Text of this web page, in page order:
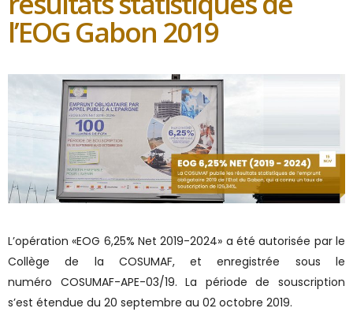
l’EOG Gabon 2019
L’opération «EOG 6,25% Net 2019-2024» a été autorisée par le
Collège de la COSUMAF, et enregistrée sous le
numéro COSUMAF-APE-03/19. La période de souscription
s’est étendue du 20 septembre au 02 octobre 2019.